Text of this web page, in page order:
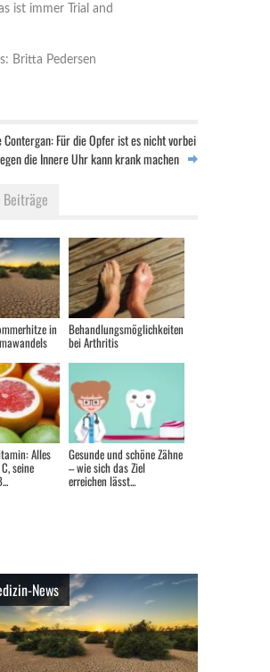
ist immer Trial and
Britta Pedersen
Contergan: Für die Opfer ist es nicht vorbei
die Innere Uhr kann krank machen
in Behandlungsmöglichkeiten
bei Arthritis
Alles
seine
Gesunde und schöne Zähne
– wie sich das Ziel
erreichen lässt...
News